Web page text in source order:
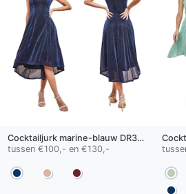
Cocktailjurk marine-blauw DR3642
tussen €100,- en €130,-